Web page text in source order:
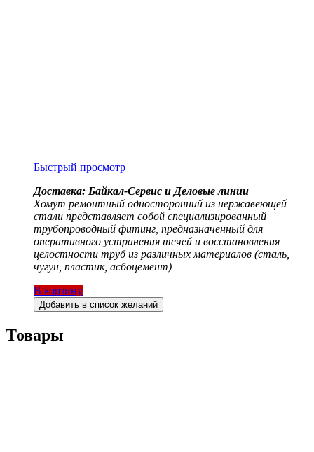
Быстрый просмотр
Доставка: Байкал-Сервис и Деловые линии
Хомут ремонтный односторонний из нержавеющей
стали представляет собой специализированный
трубопроводный фитинг, предназначенный для
оперативного устранения течей и восстановления
целостности труб из различных материалов (сталь,
чугун, пластик, асбоцемент)
В корзину
Добавить в список желаний
Товары